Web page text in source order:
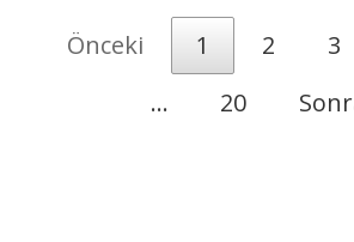
Önceki
1 2 3
…
20